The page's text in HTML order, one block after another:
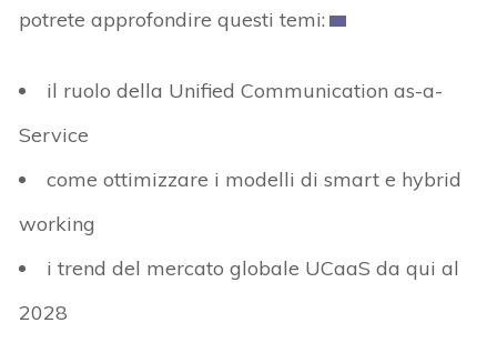
potrete approfondire questi temi:
il ruolo della Unified Communication as-a-
Service
come ottimizzare i modelli di smart e hybrid
working
i trend del mercato globale UCaaS da qui al
2028